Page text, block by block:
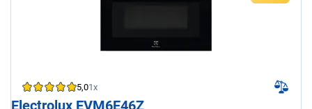
5,01x
Electrolux EVM6E46Z